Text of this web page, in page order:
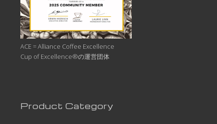
ACE = Alliance Coffee Excellence
Cup of Excellence®の運営団体
Product Category